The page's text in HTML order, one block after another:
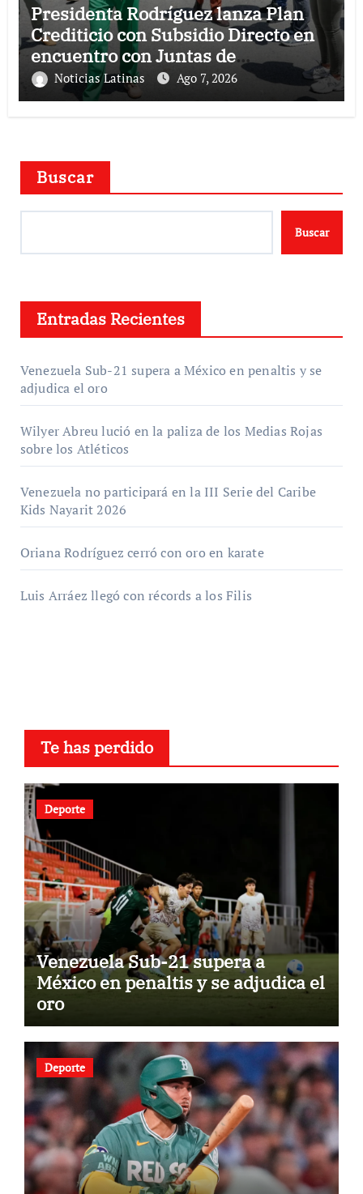
Presidenta Rodríguez lanza Plan
Crediticio con Subsidio Directo en
encuentro con Juntas de
Condominio
Noticias Latinas Ago 7, 2026
Buscar
Buscar
Entradas Recientes
Venezuela Sub-21 supera a México en penaltis y se
adjudica el oro
Wilyer Abreu lució en la paliza de los Medias Rojas
sobre los Atléticos
Venezuela no participará en la III Serie del Caribe
Kids Nayarit 2026
Oriana Rodríguez cerró con oro en karate
Luis Arráez llegó con récords a los Filis
Te has perdido
Deporte
Venezuela Sub-21 supera a
México en penaltis y se adjudica el
oro
Deporte